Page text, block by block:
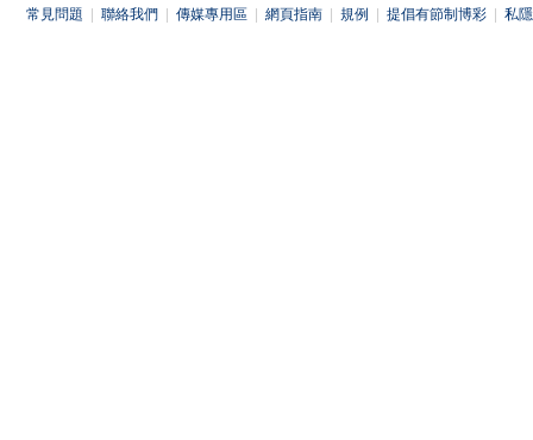
常見問題 聯絡我們 傳媒專用區 網頁指南 規例 提倡有節制博彩 私